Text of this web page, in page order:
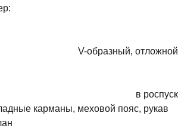
V-образный, отложной
в роспуск
карманы, меховой пояс, рукав